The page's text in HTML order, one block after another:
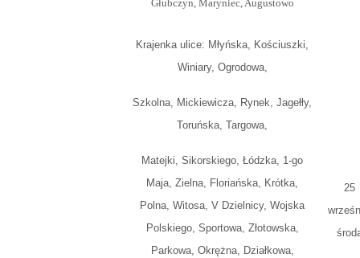
Głubczyn, Maryniec, Augustowo
Krajenka ulice: Młyńska, Kościuszki,
Winiary, Ogrodowa,
Szkolna, Mickiewicza, Rynek, Jagełły,
Toruńska, Targowa,
Matejki, Sikorskiego, Łódzka, 1-go
Maja, Zielna, Floriańska, Krótka,
Polna, Witosa, V Dzielnicy, Wojska
Polskiego, Sportowa, Złotowska,
Parkowa, Okrężna, Działkowa,
25